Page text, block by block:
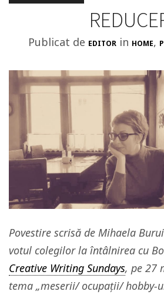
Publicat de EDITOR in HOME,
Povestire scrisă de Mihaela
votul colegilor la întâlnirea cu
Creative Writing Sundays, pe 27
tema „meserii/ ocupații/ hobby-